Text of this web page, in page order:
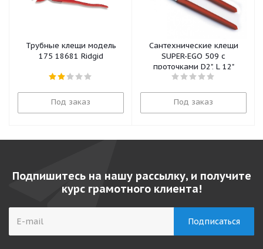
Трубные клещи модель
175 18681 Ridgid
Под заказ
Сантехнические клещи
SUPER-EGO 509 с
проточками D2", L 12"
Под заказ
Подпишитесь на нашу рассылку, и получите
курс грамотного клиента!